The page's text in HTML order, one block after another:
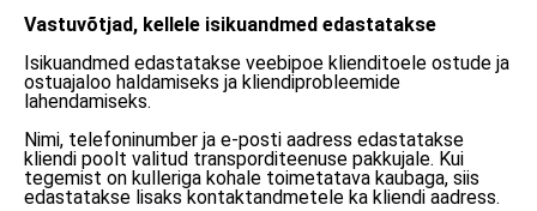
Vastuvõtjad, kellele isikuandmed edastatakse
Isikuandmed edastatakse veebipoe klienditoele ostude ja
ostuajaloo haldamiseks ja kliendiprobleemide
lahendamiseks.
Nimi, telefoninumber ja e-posti aadress edastatakse
kliendi poolt valitud transporditeenuse pakkujale. Kui
tegemist on kulleriga kohale toimetatava kaubaga, siis
edastatakse lisaks kontaktandmetele ka kliendi aadress.